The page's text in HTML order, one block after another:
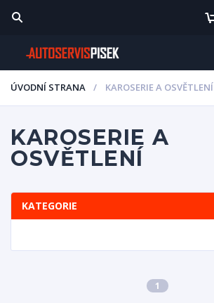
ÚVODNÍ STRANA KAROSERIE A OSVĚTLENÍ
KAROSERIE A
OSVĚTLENÍ
KATEGORIE
1